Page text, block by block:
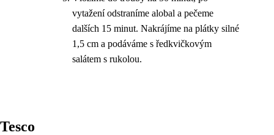
vytažení odstraníme alobal a pečeme
dalších 15 minut. Nakrájíme na plátky silné
1,5 cm a podáváme s ředkvičkovým
salátem s rukolou.
Tesco